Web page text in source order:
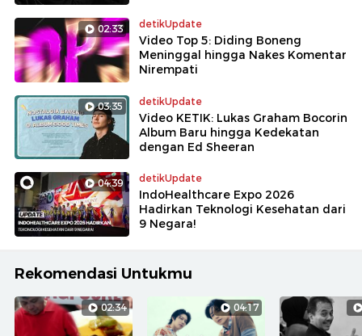
02:33 detikUpdate
Video Top 5: Diding Boneng
Meninggal hingga Nakes Komentar
Nirempati
03:35 detikUpdate
Video KETIK: Lukas Graham Bocorin
Album Baru hingga Kedekatan
dengan Ed Sheeran
04:39 detikUpdate
IndoHealthcare Expo 2026
Hadirkan Teknologi Kesehatan dari
9 Negara!
Rekomendasi Untukmu
02:34 04:17